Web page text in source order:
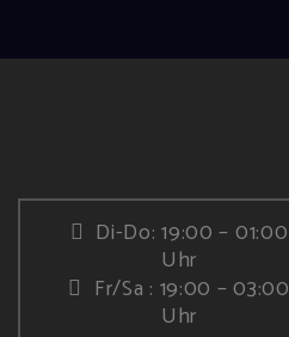
Di-Do: 19:00 – 01:00
Uhr
Fr/Sa : 19:00 – 03:00
Uhr